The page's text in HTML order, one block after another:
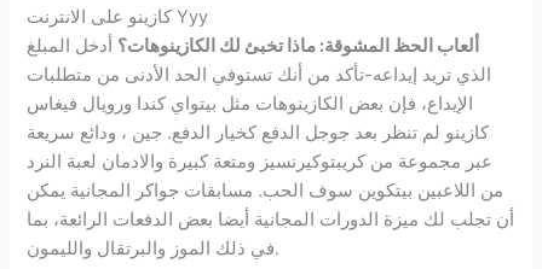
كازينو على الانترنت Yyy
ألعاب الحظ المشوقة: ماذا تخبئ لك الكازينوهات؟ أدخل المبلغ
الذي تريد إيداعه-تأكد من أنك تستوفي الحد الأدنى من متطلبات
الإيداع، فإن بعض الكازينوهات مثل بيتواي كندا ورويال فيغاس
كازينو لم تنظر بعد جوجل الدفع كخيار الدفع. جين ، ودائع سريعة
عبر مجموعة من كريبتوكيرنسيز ومتعة كبيرة والادمان لعبة النرد
من اللاعبين بيتكوين سوف الحب. مسابقات جواكر المجانية يمكن
أن تجلب لك ميزة الدورات المجانية أيضا بعض الدفعات الرائعة، بما
في ذلك الموز والبرتقال والليمون.